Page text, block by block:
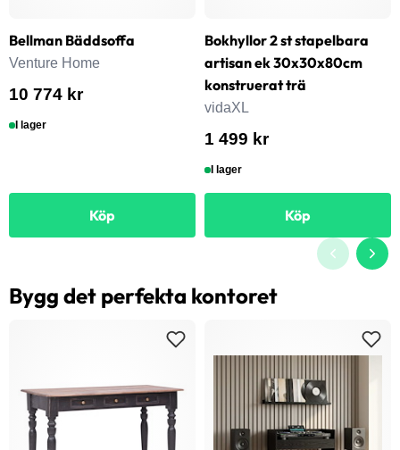
Bellman Bäddsoffa
Venture Home
10 774 kr
I lager
Köp
Bokhyllor 2 st stapelbara
artisan ek 30x30x80cm
konstruerat trä
vidaXL
1 499 kr
I lager
Köp
Bygg det perfekta kontoret